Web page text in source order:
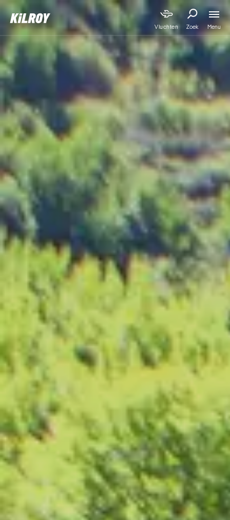
Vluchten Zoek Menu